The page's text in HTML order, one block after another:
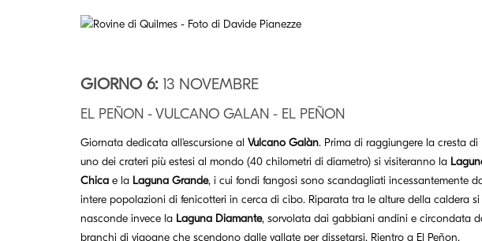
GIORNO 6: 13 NOVEMBRE
EL PEÑON - VULCANO GALAN - EL PEÑON
Giornata dedicata all'escursione al Vulcano Galàn. Prima di raggiungere la cresta di
uno dei crateri più estesi al mondo (40 chilometri di diametro) si visiteranno la
Chica e la Laguna Grande, i cui fondi fangosi sono scandagliati incessantemente
intere popolazioni di fenicotteri in cerca di cibo. Riparata tra le alture della caldera si
nasconde invece la Laguna Diamante, sorvolata dai gabbiani andini e circondata
branchi di vigogne che scendono dalle vallate per dissetarsi. Rientro a El Peñon.